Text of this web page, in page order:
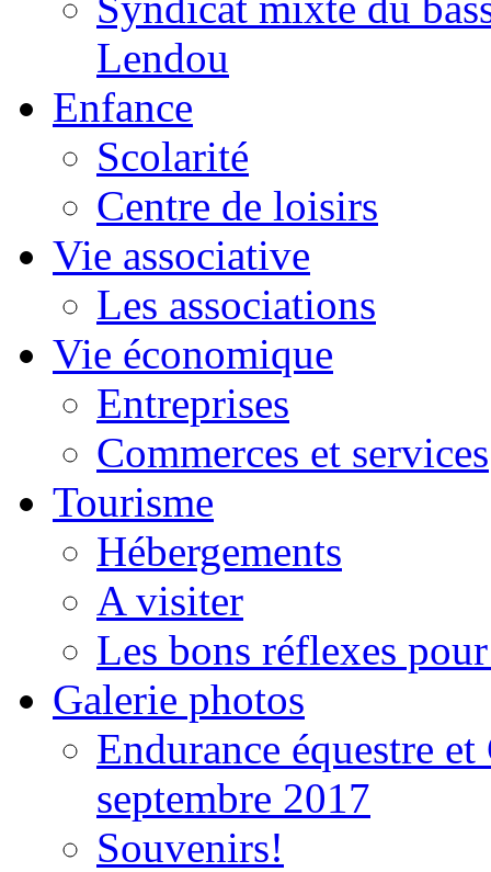
Lendou
Enfance
Scolarité
Centre de loisirs
Vie associative
Les associations
Vie économique
Entreprises
Commerces et services
Tourisme
Hébergements
A visiter
Les bons réflexes
Galerie photos
Endurance équestre
septembre 2017
Souvenirs!